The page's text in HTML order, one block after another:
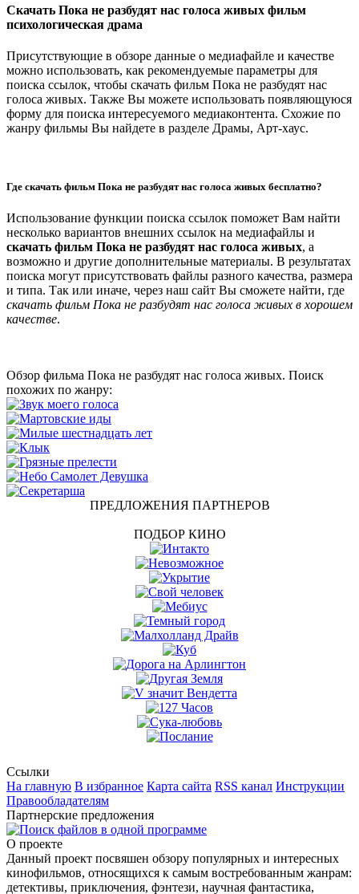
Скачать Пока не разбудят нас голоса живых фильм
психологическая драма
Присутствующие в обзоре данные о медиафайле и качестве
можно использовать, как рекомендуемые параметры для
поиска ссылок, чтобы скачать фильм Пока не разбудят нас
голоса живых. Также Вы можете использовать появляющуюся
форму для поиска интересуемого медиаконтента. Схожие по
жанру фильмы Вы найдете в разделе Драмы, Арт-хаус.
Где скачать фильм Пока не разбудят нас голоса живых бесплатно?
Использование функции поиска ссылок поможет Вам найти
несколько вариантов внешних ссылок на медиафайлы и
скачать фильм Пока не разбудят нас голоса живых, а
возможно и другие дополнительные материалы. В результатах
поиска могут присутствовать файлы разного качества, размера
и типа. Так или иначе, через наш сайт Вы сможете найти, где
скачать фильм Пока не разбудят нас голоса живых в хорошем
качестве.
Обзор фильма Пока не разбудят нас голоса живых. Поиск
похожих по жанру:
ПРЕДЛОЖЕНИЯ ПАРТНЕРОВ
ПОДБОР КИНО
Ссылки
На главную В избранное Карта сайта RSS канал Инструкции
Правообладателям
Партнерские предложения
О проекте
Данный проект посвяшен обзору популярных и интересных
кинофильмов, относящихся к самым востребованным жанрам:
детективы, приключения, фэнтези, научная фантастика,